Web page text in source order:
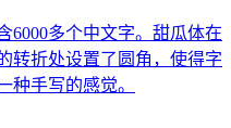
6000多个中文字。甜瓜体在
转折处设置了圆角，使得字
种手写的感觉。